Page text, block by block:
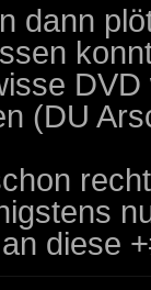
dann
(DU
diese